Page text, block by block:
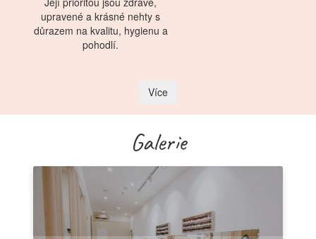
upravené a krásné nehty s
důrazem na kvalitu, hygienu a
pohodlí.
Více
Galerie